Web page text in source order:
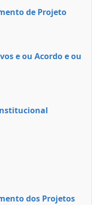
de Projeto
e ou Acordo e ou
dos Projetos